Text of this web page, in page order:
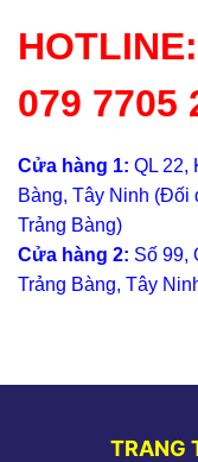
HOTLINE:
079 7705
Cửa hàng 1: QL 22,
Bàng, Tây Ninh (Đối
Trảng Bàng)
Cửa hàng 2: Số 99,
Trảng Bàng, Tây
TRANG